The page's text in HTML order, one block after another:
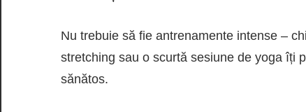
Nu trebuie să fie antrenamente intense –
stretching sau o scurtă sesiune de yoga îți
sănătos.